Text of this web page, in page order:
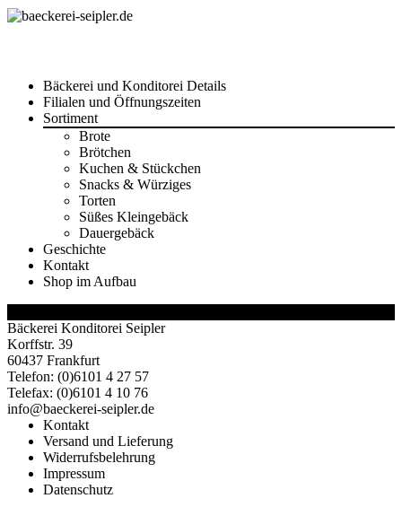
Skip
content
Bäckerei und Konditorei Details
Filialen und Öffnungszeiten
Sortiment
Brote
Brötchen
Kuchen & Stückchen
Snacks & Würziges
Torten
Süßes Kleingebäck
Dauergebäck
Geschichte
Kontakt
Shop im Aufbau
Bäckerei Konditorei Seipler
Korffstr. 39
60437 Frankfurt
Telefon: (0)6101 4 27 57
Telefax: (0)6101 4 10 76
info@baeckerei-seipler.de
Kontakt
Versand und Lieferung
Widerrufsbelehrung
Impressum
Datenschutz